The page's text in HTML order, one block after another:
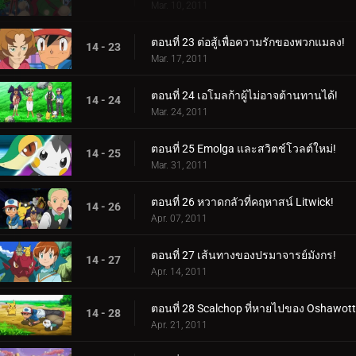
Mar. 10, 2011
14 - 23 ตอนที่ 23 ต่อสู้เพื่อความรักของพวกแมลง!
Mar. 17, 2011
14 - 24 ตอนที่ 24 เอโมลก้าผู้ไม่อาจต้านทานได้!
Mar. 24, 2011
14 - 25 ตอนที่ 25 Emolga และสวิตช์โวลต์ใหม่!
Mar. 31, 2011
14 - 26 ตอนที่ 26 หวาดกลัวที่คฤหาสน์ Litwick!
Apr. 07, 2011
14 - 27 ตอนที่ 27 เส้นทางของปรมาจารย์มังกร!
Apr. 14, 2011
14 - 28 ตอนที่ 28 Scalchop ที่หายไปของ
Apr. 21, 2011